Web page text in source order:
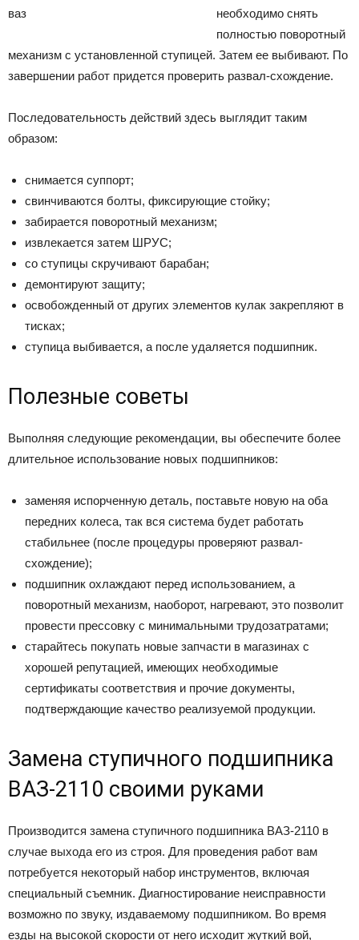
необходимо снять
полностью поворотный
механизм с установленной ступицей. Затем ее выбивают. По
завершении работ придется проверить развал-схождение.
Последовательность действий здесь выглядит таким
образом:
снимается суппорт;
свинчиваются болты, фиксирующие стойку;
забирается поворотный механизм;
извлекается затем ШРУС;
со ступицы скручивают барабан;
демонтируют защиту;
освобожденный от других элементов кулак закрепляют в
тисках;
ступица выбивается, а после удаляется подшипник.
Полезные советы
Выполняя следующие рекомендации, вы обеспечите более
длительное использование новых подшипников:
заменяя испорченную деталь, поставьте новую на оба
передних колеса, так вся система будет работать
стабильнее (после процедуры проверяют развал-
схождение);
подшипник охлаждают перед использованием, а
поворотный механизм, наоборот, нагревают, это позволит
провести прессовку с минимальными трудозатратами;
старайтесь покупать новые запчасти в магазинах с
хорошей репутацией, имеющих необходимые
сертификаты соответствия и прочие документы,
подтверждающие качество реализуемой продукции.
Замена ступичного подшипника
ВАЗ-2110 своими руками
Производится замена ступичного подшипника ВАЗ-2110 в
случае выхода его из строя. Для проведения работ вам
потребуется некоторый набор инструментов, включая
специальный съемник. Диагностирование неисправности
возможно по звуку, издаваемому подшипником. Во время
езды на высокой скорости от него исходит жуткий вой,